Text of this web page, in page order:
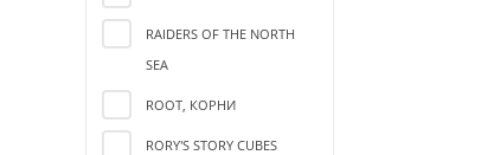
RAIDERS OF THE NORTH
SEA
ROOT, КОРНИ
RORY'S STORY CUBES